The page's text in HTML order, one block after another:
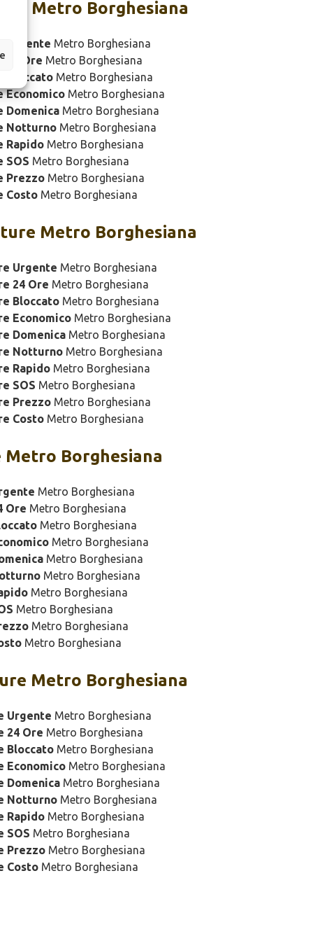
Metro Borghesiana
Urgente Metro Borghesiana
24 Ore Metro Borghesiana
BloccatoMetro Borghesiana
EconomicoMetro Borghesiana
DomenicaMetro Borghesiana
NotturnoMetro Borghesiana
RapidoMetro Borghesiana
SOS Metro Borghesiana
PrezzoMetro Borghesiana
CostoMetro Borghesiana
Metro Borghesiana
Urgente Metro Borghesiana
24 Ore Metro Borghesiana
BloccatoMetro Borghesiana
EconomicoMetro Borghesiana
DomenicaMetro Borghesiana
NotturnoMetro Borghesiana
RapidoMetro Borghesiana
SOS Metro Borghesiana
PrezzoMetro Borghesiana
CostoMetro Borghesiana
Borghesiana
Metro Borghesiana
Ore Metro Borghesiana
Metro Borghesiana
Metro Borghesiana
Metro Borghesiana
Metro Borghesiana
Metro Borghesiana
Metro Borghesiana
Metro Borghesiana
Metro Borghesiana
Metro Borghesiana
Urgente Metro Borghesiana
24 Ore Metro Borghesiana
BloccatoMetro Borghesiana
EconomicoMetro Borghesiana
DomenicaMetro Borghesiana
NotturnoMetro Borghesiana
RapidoMetro Borghesiana
SOS Metro Borghesiana
PrezzoMetro Borghesiana
CostoMetro Borghesiana